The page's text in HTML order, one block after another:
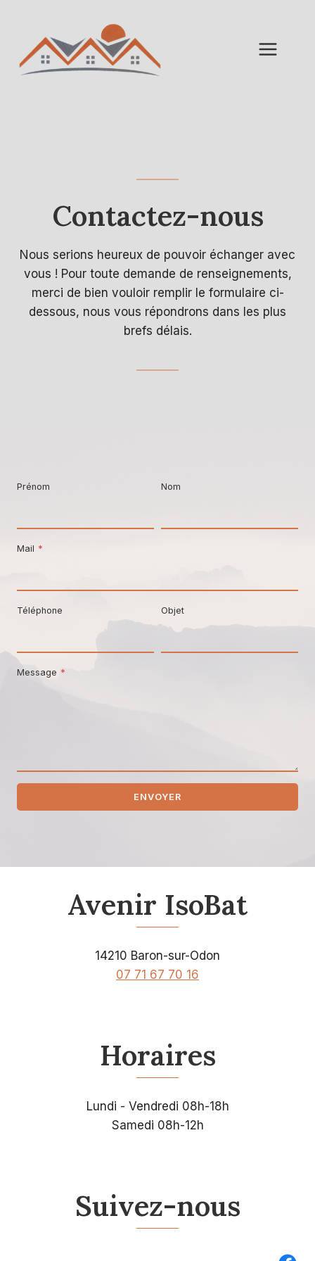
contenu
Contactez-nous
Nous serions heureux de pouvoir échanger avec
vous ! Pour toute demande de renseignements,
merci de bien vouloir remplir le formulaire ci-
dessous, nous vous répondrons dans les plus
brefs délais.
Prénom Nom
Mail *
Téléphone Objet
Message *
ENVOYER
Avenir IsoBat
14210 Baron-sur-Odon
07 71 67 70 16
Horaires
Lundi - Vendredi 08h-18h
Samedi 08h-12h
Suivez-nous